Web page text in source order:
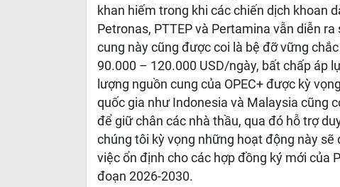
khan hiếm trong khi các chiến dịch khoan
Petronas, PTTEP và Pertamina vẫn diễn
cung này cũng được coi là bệ đỡ vững
90.000 – 120.000 USD/ngày, bất chấp áp
lượng nguồn cung của OPEC+ được kỳ
quốc gia như Indonesia và Malaysia cũng
để giữ chân các nhà thầu, qua đó hỗ trợ
chúng tôi kỳ vọng những hoạt động này
việc ổn định cho các hợp đồng ký mới của
đoạn 2026-2030.